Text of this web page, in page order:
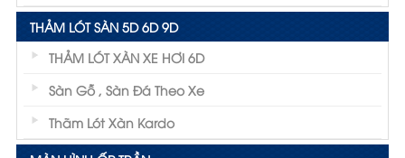
THẢM LÓT SÀN 5D 6D 9D
THẢM LÓT XÀN XE HƠI 6D
Sàn Gỗ , Sàn Đá Theo Xe
Thãm Lót Xàn Kardo